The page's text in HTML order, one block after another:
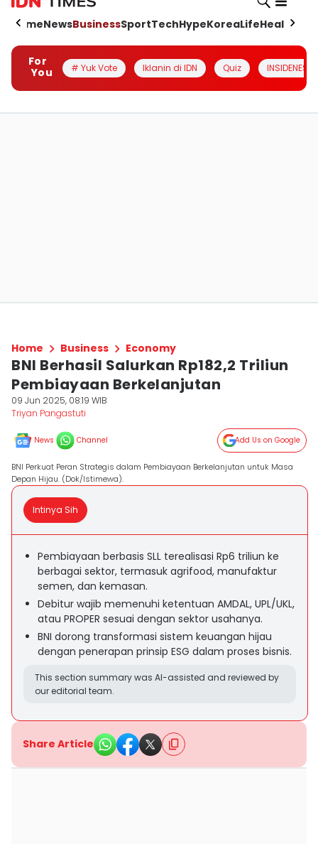
HomeNewsBusinessSportTechHypeKoreaLifeHealth
For
You
# Yuk Vote Iklanin di IDN Quiz INSIDENESIA
Home Business Economy
BNI Berhasil Salurkan Rp182,2 Triliun
Pembiayaan Berkelanjutan
09 Jun 2025, 08:19 WIB
Triyan Pangastuti
News Channel Add Us on Google
BNI Perkuat Peran Strategis dalam Pembiayaan Berkelanjutan untuk Masa
Depan Hijau. (Dok/Istimewa).
Intinya Sih
Pembiayaan berbasis SLL terealisasi Rp6 triliun ke
berbagai sektor, termasuk agrifood, manufaktur
semen, dan kemasan.
Debitur wajib memenuhi ketentuan AMDAL, UPL/UKL,
atau PROPER sesuai dengan sektor usahanya.
BNI dorong transformasi sistem keuangan hijau
dengan penerapan prinsip ESG dalam proses bisnis.
This section summary was AI-assisted and reviewed by
our editorial team.
Share Article